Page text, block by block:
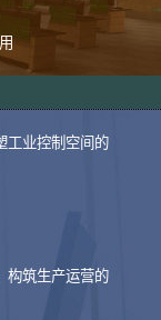
工业控制空间的
构筑生产运营的